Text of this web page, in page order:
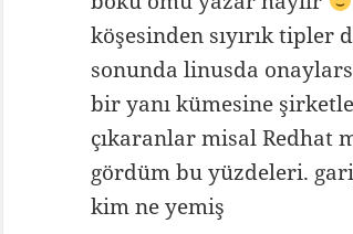
köşesinden sıyırık
sonunda linusda
bir yanı kümesine
çıkaranlar misal Redhat
gördüm bu yüzdeleri.
kim ne yemiş